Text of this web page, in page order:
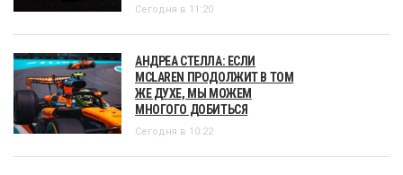
Сегодня в 11:20
АНДРЕА СТЕЛЛА: ЕСЛИ
MCLAREN ПРОДОЛЖИТ В ТОМ
ЖЕ ДУХЕ, МЫ МОЖЕМ
МНОГОГО ДОБИТЬСЯ
Сегодня в 10:22